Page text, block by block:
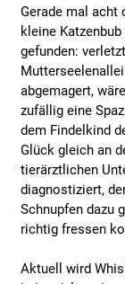
Gerade mal acht
kleine
gefunden:
abgemagert,
zufällig eine
dem Findelkind
Glück gleich an
tierärztlichen
diagnostiziert,
Schnupfen dazu
richtig fressen
Aktuell wird